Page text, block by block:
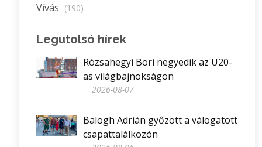
Vívás (190)
Legutolsó hírek
Rózsahegyi Bori negyedik az U20-
as világbajnokságon
2026-08-07
Balogh Adrián győzött a válogatott
csapattalálkozón